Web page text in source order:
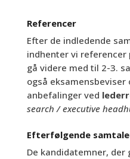
Referencer
Efter de indledende
indhenter vi referencer
gå videre med til 2-3.
også eksamensbeviser
anbefalinger ved
search / executive
Efterfølgende
De kandidatemner, der